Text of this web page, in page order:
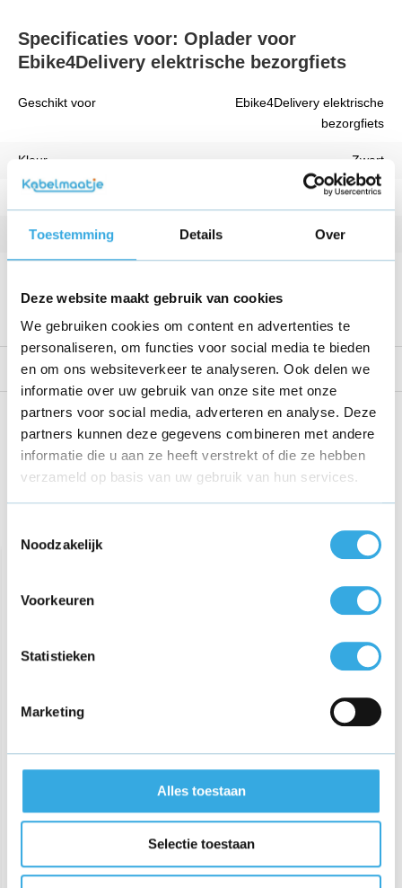
Toestemming Details Over
Deze website maakt gebruik van cookies
We gebruiken cookies om content en advertenties te
personaliseren, om functies voor social media te bieden
en om ons websiteverkeer te analyseren. Ook delen we
informatie over uw gebruik van onze site met onze
partners voor social media, adverteren en analyse. Deze
partners kunnen deze gegevens combineren met andere
informatie die u aan ze heeft verstrekt of die ze hebben
verzameld op basis van uw gebruik van hun services.
Noodzakelijk
Voorkeuren
Statistieken
Marketing
Alles toestaan
Selectie toestaan
Specificaties voor: Oplader voor
Ebike4Delivery elektrische bezorgfiets
Geschikt voor
Ebike4Delivery elektrische
bezorgfiets
Kleur Zwart
Vermogen 84 W
Kabellengte 1.8 Meter
Bekijk alle specificaties
Reviews
Share this product!
bezorgfiets